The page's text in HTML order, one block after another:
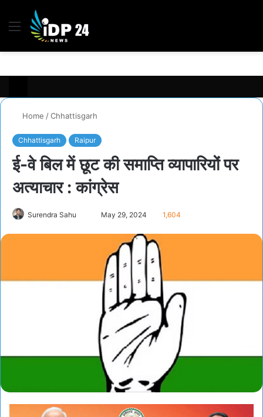
Menu
Home /Chhattisgarh
Chhattisgarh Raipur
ई-वे बिल में छूट की समाप्ति व्यापारियों पर
अत्याचार : कांग्रेस
Surendra Sahu May 29, 2024 1,604